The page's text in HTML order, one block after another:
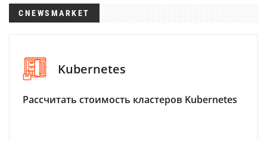
CNEWSMARKET
Kubernetes
Рассчитать стоимость кластеров Kubernetes